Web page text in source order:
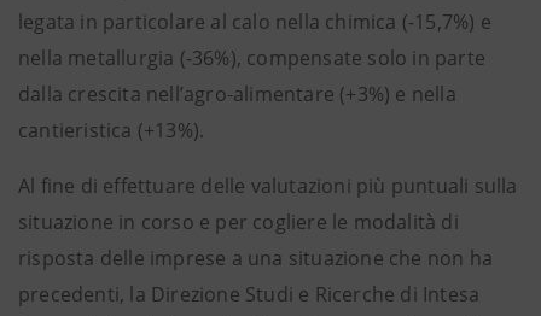
legata in particolare al calo nella chimica (-15,7%) e
nella metallurgia (-36%), compensate solo in parte
dalla crescita nell’agro-alimentare (+3%) e nella
cantieristica (+13%).
Al fine di effettuare delle valutazioni più puntuali sulla
situazione in corso e per cogliere le modalità di
risposta delle imprese a una situazione che non ha
precedenti, la Direzione Studi e Ricerche di Intesa